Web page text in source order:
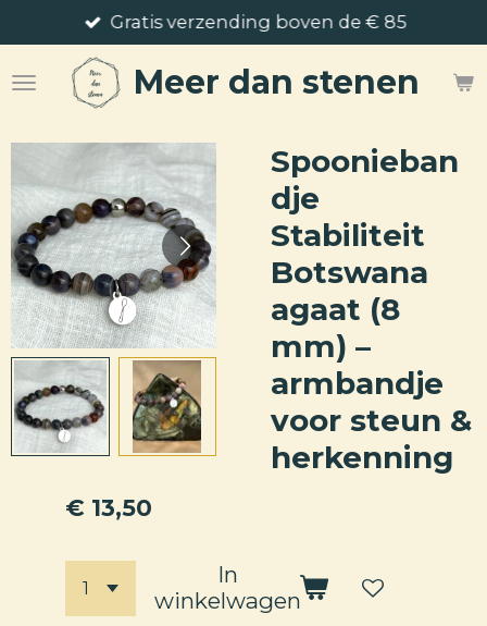
direct
naar
Meer dan stenen
Gratis verzending boven de € 85
Spoonieban
dje
Stabiliteit
Botswana
agaat (8
mm) –
armbandje
voor steun &
herkenning
€ 13,50
In
winkelwagen